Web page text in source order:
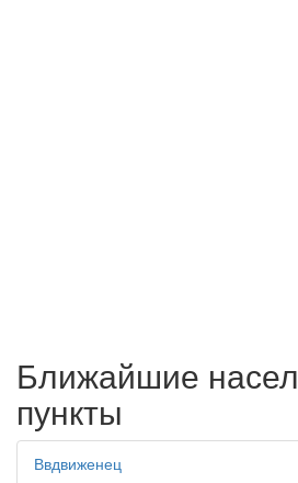
Ближайшие
пункты
Ввдвиженец